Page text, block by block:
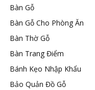
Bàn Gỗ
Bàn Gỗ Cho Phòng Ăn
Bàn Thờ Gỗ
Bàn Trang Điểm
Bánh Kẹo Nhập Khẩu
Bảo Quản Đồ Gỗ